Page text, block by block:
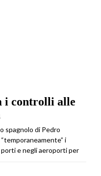
i controlli alle
spagnolo di Pedro
i
e negli aeroporti per